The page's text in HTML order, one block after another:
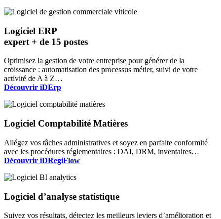
Logiciel ERP
expert + de 15 postes
Optimisez la gestion de votre entreprise pour générer de la
croissance : automatisation des processus métier, suivi de votre
activité de A à Z…
Découvrir iDErp
Logiciel Comptabilité Matières
Allégez vos tâches administratives et soyez en parfaite conformité
avec les procédures réglementaires : DAI, DRM, inventaires…
Découvrir iDRegiFlow
Logiciel d’analyse statistique
Suivez vos résultats, détectez les meilleurs leviers d’amélioration et